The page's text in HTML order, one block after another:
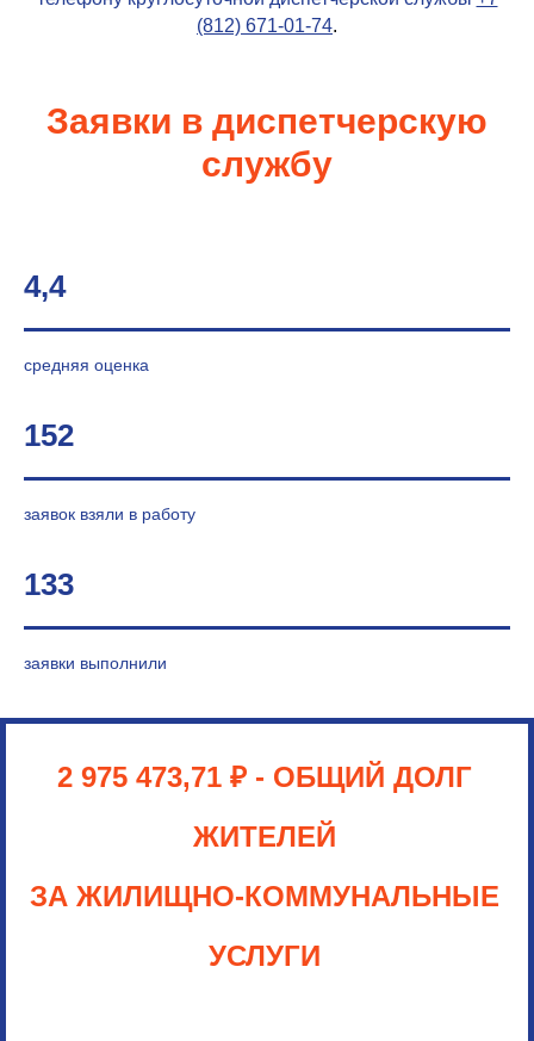
(812) 671-01-74.
Заявки в диспетчерскую
службу
4,4
средняя оценка
152
заявок взяли в работу
133
заявки выполнили
2 975 473,71 ₽ - ОБЩИЙ ДОЛГ
ЖИТЕЛЕЙ
ЗА ЖИЛИЩНО-КОММУНАЛЬНЫЕ
УСЛУГИ